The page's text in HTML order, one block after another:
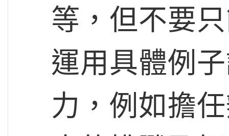
等，但不要
運用具體例
力，例如擔